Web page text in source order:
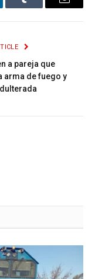
Tumblr Email
a pareja que
arma de fuego y